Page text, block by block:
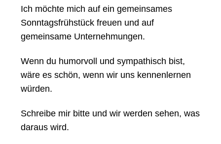
Ich möchte mich auf ein gemeinsames
Sonntagsfrühstück freuen und auf
gemeinsame Unternehmungen.
Wenn du humorvoll und sympathisch bist,
wäre es schön, wenn wir uns kennenlernen
würden.
Schreibe mir bitte und wir werden sehen, was
daraus wird.